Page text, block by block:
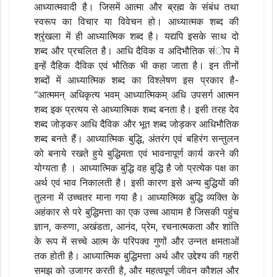
आध्यात्मवादी है। जिसमें आत्मा और ब्रह्म के संबंध तथा
स्वरूप का विचार या विवेचन हो। आध्यात्मक शब्द की
श्रृंखला में ही आध्यात्मिक शब्द है। यद्यपि इसके साथ दो
शब्द और प्रचलित है। आधि दैविक व अदिभौतिक संोप में
इन्हें दैहिक दैविक एवं भौतिक भी कहा जाता है। इन तीनों
शब्दों में आध्यात्मिक शब्द का विश्लेषण इस प्रकार है-
‘‘आत्ममन् अधिकृत्य भवम् आध्यात्मिकम् अधि उपसर्ग आत्मन
शब्द इक प्रत्यय से आध्यात्मिक शब्द बनता है। इसी तरह देव
शब्द जोड़कर आधि दैविक और भूत शब्द जोड़कर आधिभौतिक
शब्द बनते हैं। आध्यात्मिक बुद्धि, अंतरंग एवं बहिरंग सन्तुलन
को बनाये रखते हुये बुद्धिमता एवं भावनापूर्ण कार्य करने की
योग्यता है । आध्यात्मिक बुद्धि वह बुद्धि है जो प्रत्येक पक्ष का
अर्थ एवं भाव निकालती है। इसी कारण इसे अन्य बुद्धियों की
तुलना में उच्चतर माना गया है। आध्यात्मिक बुद्धि व्यक्ति के
अहंकार से परे बुद्धिमत्ता का एक उच्च आयाम है जिसकी पहुंच
ज्ञान, करुणा, अखंडता, आनंद, प्रेम, रचनात्मकता और शांति
के रूप में सच्चे आत्म के परिपक्व गुणों और उन्नत क्षमताओं
तक होती है। आध्यात्मिक बुद्धिमत्ता अर्थ और उद्देश्य की गहरी
समझ को उजागर करती है, और महत्वपूर्ण जीवन कौशल और